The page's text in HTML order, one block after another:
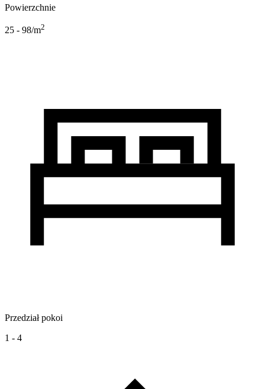
Powierzchnie
25 - 98/m2
Przedział pokoi
1 - 4